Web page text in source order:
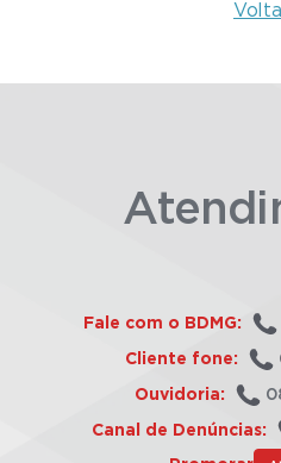
Fale com o BDMG:
Cliente fone:
Ouvidoria:
Canal de Denúncias: